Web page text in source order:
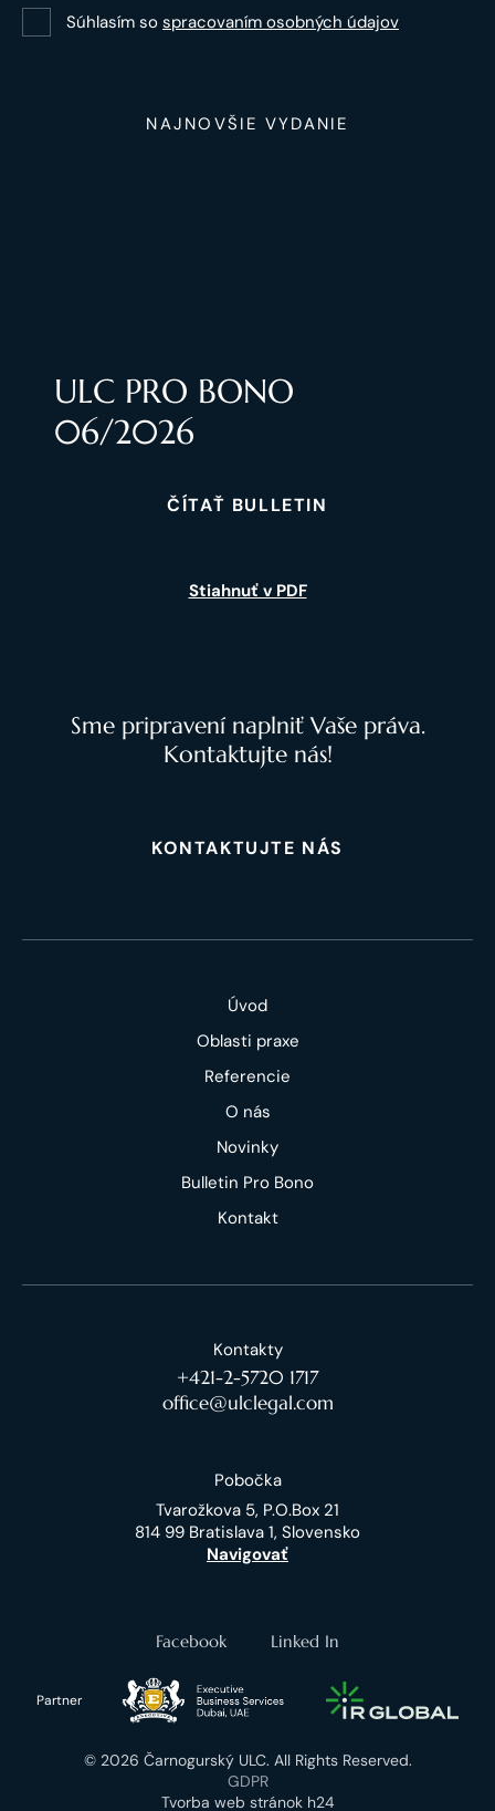
Súhlasím so spracovaním osobných údajov
NAJNOVŠIE VYDANIE
ULC PRO BONO
06/2026
ČÍTAŤ BULLETIN
Stiahnuť v PDF
Sme pripravení naplniť Vaše práva.
Kontaktujte nás!
KONTAKTUJTE NÁS
Úvod
Oblasti praxe
Referencie
O nás
Novinky
Bulletin Pro Bono
Kontakt
Kontakty
+421-2-5720 1717
office@ulclegal.com
Pobočka
Tvarožkova 5, P.O.Box 21
814 99 Bratislava 1, Slovensko
Navigovať
Facebook Linked In
Partner
© 2026 Čarnogurský ULC. All Rights Reserved.
GDPR
Tvorba web stránok h24